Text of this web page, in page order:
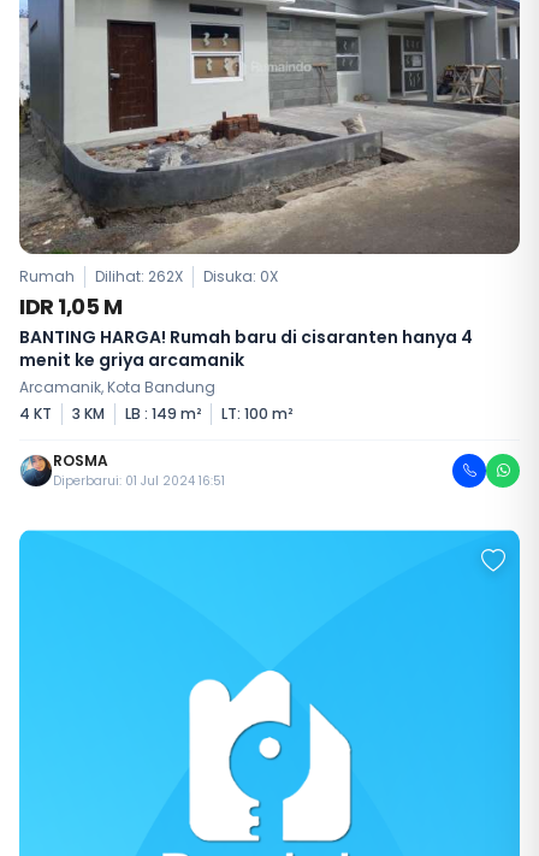
Rumah Dilihat: 262X Disuka: 0X
IDR 1,05 M
BANTING HARGA! Rumah baru di cisaranten hanya 4
menit ke griya arcamanik
Arcamanik, Kota Bandung
4 KT
3 KM LB : 149 m² LT: 100 m²
ROSMA
Diperbarui: 01 Jul 2024 16:51